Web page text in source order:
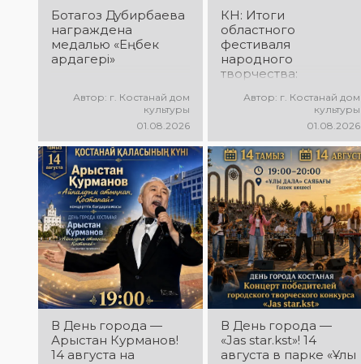
Ботагоз Дубирбаева
награждена
медалью «Еңбек
ардагері»
Автор: г. Костанай дом
культуры
01.08.2026
КН: Итоги
областного
фестиваля
народного
творчества:
Автор: г. Костанай дом
культуры
01.08.2026
В День города —
Арыстан Курманов!
14 августа на
В День города —
«Jas star.kst»! 14
августа в парке «Ұлы